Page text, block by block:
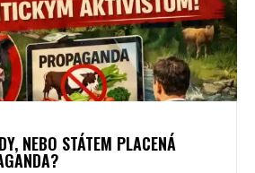
NEBO STÁTEM PLACENÁ